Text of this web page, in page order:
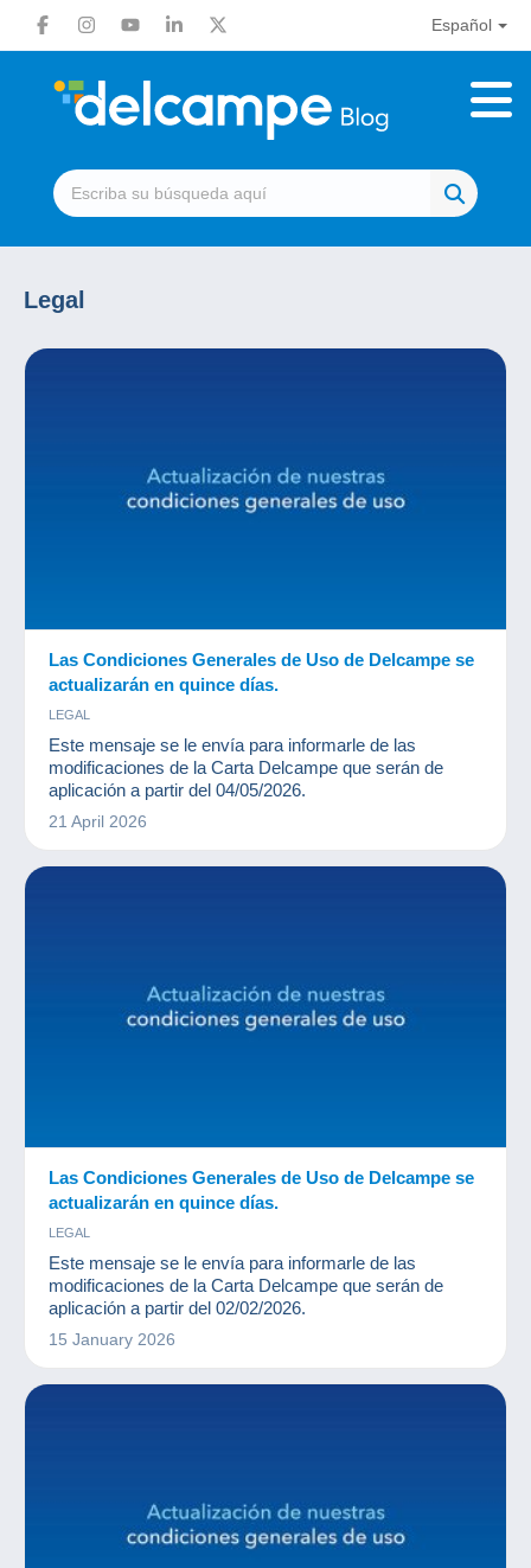
Español
Legal
Las Condiciones Generales de Uso de Delcampe se
actualizarán en quince días.
LEGAL
Este mensaje se le envía para informarle de las
modificaciones de la Carta Delcampe que serán de
aplicación a partir del 04/05/2026.
21 April 2026
Las Condiciones Generales de Uso de Delcampe se
actualizarán en quince días.
LEGAL
Este mensaje se le envía para informarle de las
modificaciones de la Carta Delcampe que serán de
aplicación a partir del 02/02/2026.
15 January 2026